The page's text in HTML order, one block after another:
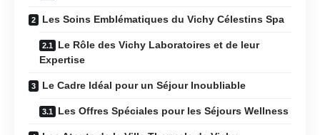
Les Soins Emblématiques du Vichy Célestins Spa
Le Rôle des Vichy Laboratoires et de leur
Expertise
Le Cadre Idéal pour un Séjour Inoubliable
Les Offres Spéciales pour les Séjours Wellness